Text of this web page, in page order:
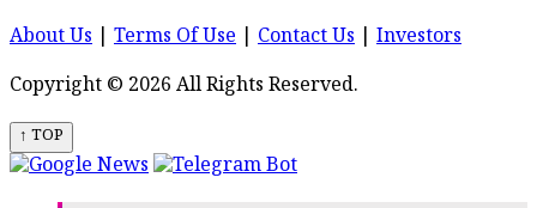
About Us Terms Of Use Contact Us
Investors
Copyright © 2026 All Rights Reserved.
↑ TOP